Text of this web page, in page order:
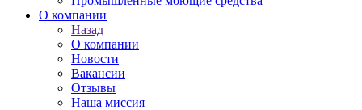
О компании
Назад
О компании
Новости
Вакансии
Отзывы
Наша миссия